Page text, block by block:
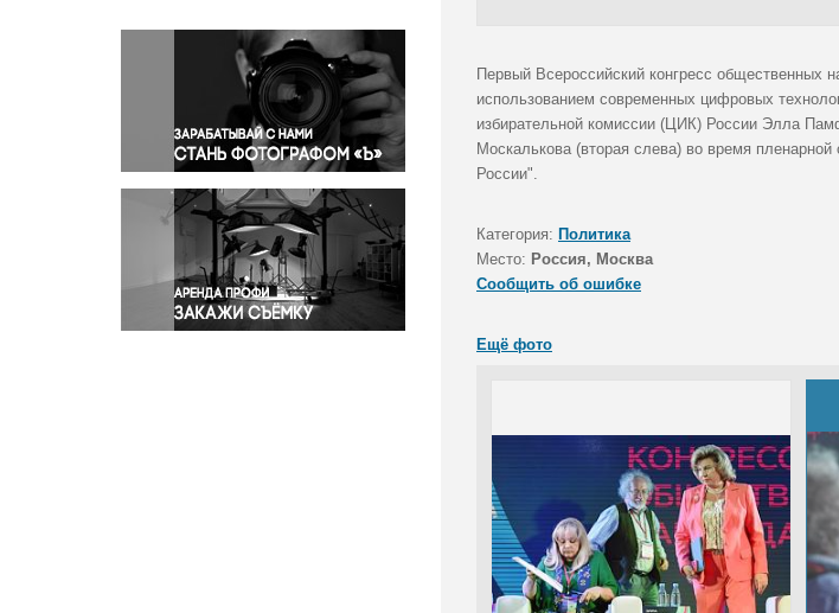
Окружающая среда
Политика
Правосудие
Происшествия и конфликты
Религия
Светская жизнь
Спорт
Экология
Экономика и бизнес
Первый Всероссийский конгресс общественных
использованием современных цифровых
избирательной комиссии (ЦИК) России Элла
Москалькова (вторая слева) во время
России".
Категория: Политика
Место: Россия, Москва
Сообщить об ошибке
Ещё фото